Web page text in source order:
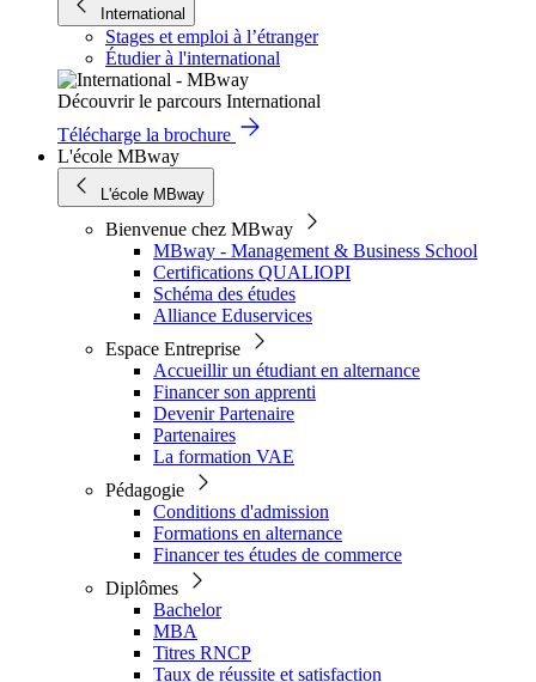
International
Stages et emploi à l’étranger
Étudier à l'international
Découvrir le parcours International
Télécharge la brochure
L'école MBway
L'école MBway
Bienvenue chez MBway
MBway - Management & Business School
Certifications QUALIOPI
Schéma des études
Alliance Eduservices
Espace Entreprise
Accueillir un étudiant en alternance
Financer son apprenti
Devenir Partenaire
Partenaires
La formation VAE
Pédagogie
Conditions d'admission
Formations en alternance
Financer tes études de commerce
Diplômes
Bachelor
MBA
Titres RNCP
Taux de réussite et satisfaction